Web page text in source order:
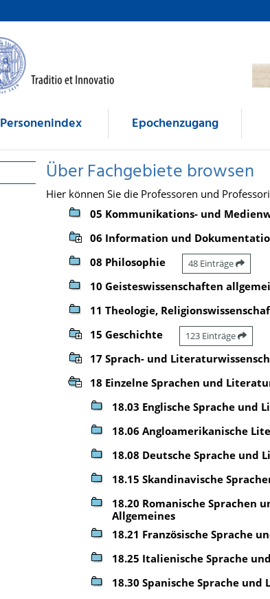
Personenindex Epochenzugang
Über Fachgebiete browsen
Hier können Sie die Professoren und
05 Kommunikations- und
06 Information und
08 Philosophie 48 Einträge
10 Geisteswissenschaften
11 Theologie,
15 Geschichte 123 Einträge
17 Sprach- und
18 Einzelne Sprachen und
18.03 Englische Sprache und
18.06 Angloamerikanische
18.08 Deutsche Sprache und
18.15 Skandinavische
18.20 Romanische Sprachen
Allgemeines
18.21 Französische Sprache
18.25 Italienische Sprache
18.30 Spanische Sprache